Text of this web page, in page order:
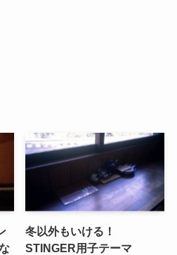
冬以外もいける！
STINGER用子テーマ